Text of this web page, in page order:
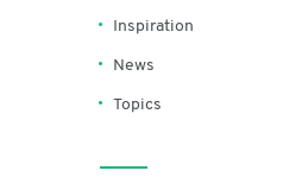
Inspiration
News
Topics